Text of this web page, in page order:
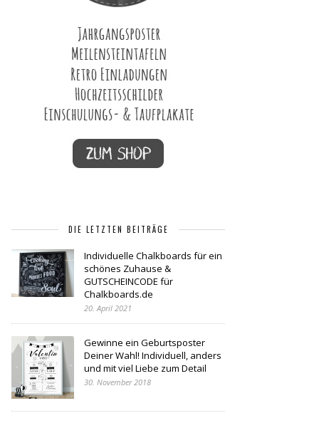
DIE LETZTEN BEITRÄGE
Individuelle Chalkboards für ein
schönes Zuhause &
GUTSCHEINCODE für
Chalkboards.de
20. April 2021
Gewinne ein Geburtsposter
Deiner Wahl! Individuell, anders
und mit viel Liebe zum Detail
30. November 2018